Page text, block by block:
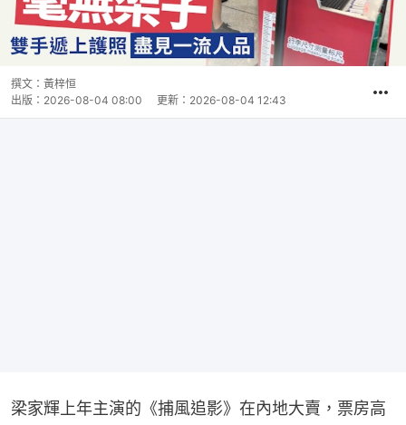
撰文： 黃梓恒
出版： 2026-08-04 08:00 更新： 2026-08-04 12:43
梁家輝上年主演的《捕風追影》在內地大賣，票房高